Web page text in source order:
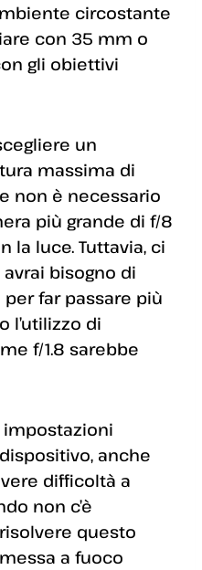
circostante
con 35 mm o
gli obiettivi
un
massima di
non è necessario
più grande di f/8
la luce. Tuttavia, ci
bisogno di
per far passare più
l’utilizzo di
f/1.8 sarebbe
anche
difficoltà a
non c’è
questo
a fuoco